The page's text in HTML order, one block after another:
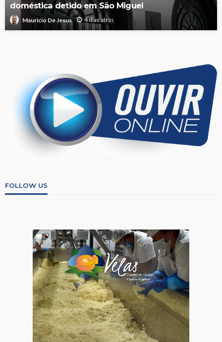
doméstica detido em São Miguel
Mauricio De Jesus 4 dias atrás
FOLLOW US